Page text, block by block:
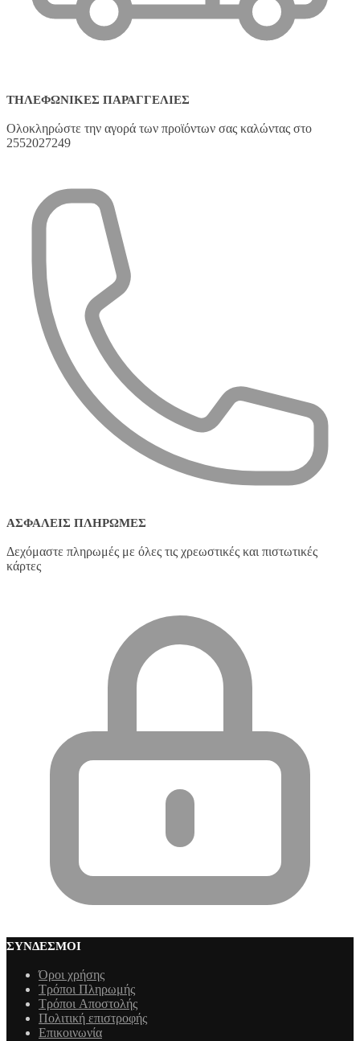
ΤΗΛΕΦΩΝΙΚΈΣ ΠΑΡΑΓΓΕΛΊΕΣ
Ολοκληρώστε την αγορά των προϊόντων σας καλώντας στο
2552027249
ΑΣΦΑΛΕΊΣ ΠΛΗΡΩΜΈΣ
Δεχόμαστε πληρωμές με όλες τις χρεωστικές και πιστωτικές
κάρτες
ΣΎΝΔΕΣΜΟΙ
Όροι χρήσης
Τρόποι Πληρωμής
Τρόποι Aποστολής
Πολιτική επιστροφής
Επικοινωνία